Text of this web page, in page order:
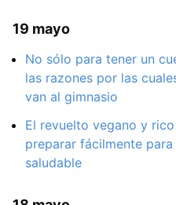
19 mayo
No sólo para tener un
las razones por las
van al gimnasio
El revuelto vegano y
preparar fácilmente
saludable